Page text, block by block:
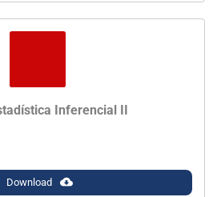
Inferencial II
Download